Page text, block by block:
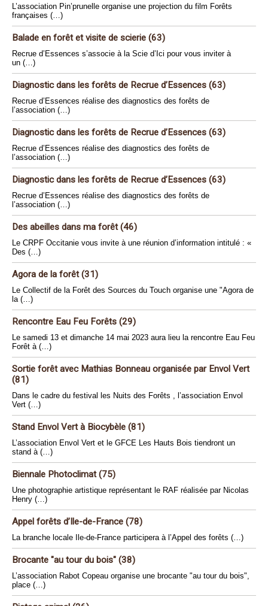
L’association Pin’prunelle organise une projection du film Forêts
françaises (…)
Balade en forêt et visite de scierie (63)
Recrue d’Essences s’associe à la Scie d’Ici pour vous inviter à
un (…)
Diagnostic dans les forêts de Recrue d’Essences (63)
Recrue d’Essences réalise des diagnostics des forêts de
l’association (…)
Diagnostic dans les forêts de Recrue d’Essences (63)
Recrue d’Essences réalise des diagnostics des forêts de
l’association (…)
Diagnostic dans les forêts de Recrue d’Essences (63)
Recrue d’Essences réalise des diagnostics des forêts de
l’association (…)
Des abeilles dans ma forêt (46)
Le CRPF Occitanie vous invite à une réunion d’information intitulé : «
Des (…)
Agora de la forêt (31)
Le Collectif de la Forêt des Sources du Touch organise une "Agora de
la (…)
Rencontre Eau Feu Forêts (29)
Le samedi 13 et dimanche 14 mai 2023 aura lieu la rencontre Eau Feu
Forêt à (…)
Sortie forêt avec Mathias Bonneau organisée par Envol Vert
(81)
Dans le cadre du festival les Nuits des Forêts , l’association Envol
Vert (…)
Stand Envol Vert à Biocybèle (81)
L’association Envol Vert et le GFCE Les Hauts Bois tiendront un
stand à (…)
Biennale Photoclimat (75)
Une photographie artistique représentant le RAF réalisée par Nicolas
Henry (…)
Appel forêts d’Ile-de-France (78)
La branche locale Ile-de-France participera à l’Appel des forêts (…)
Brocante "au tour du bois" (38)
L’association Rabot Copeau organise une brocante "au tour du bois",
place (…)